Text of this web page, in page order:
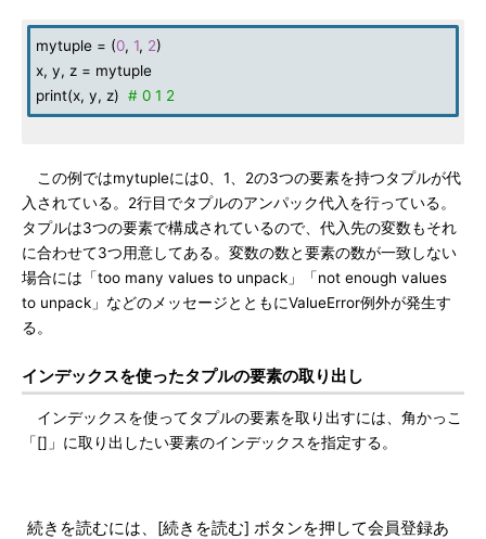
mytuple = (0, 1, 2)
x, y, z = mytuple
print(x, y, z) # 0 1 2
この例ではmytupleには0、1、2の3つの要素を持つタプルが代
入されている。2行目でタプルのアンパック代入を行っている。
タプルは3つの要素で構成されているので、代入先の変数もそれ
に合わせて3つ用意してある。変数の数と要素の数が一致しない
場合には「too many values to unpack」「not enough values
to unpack」などのメッセージとともにValueError例外が発生す
る。
インデックスを使ったタプルの要素の取り出し
インデックスを使ってタプルの要素を取り出すには、角かっこ
「[]」に取り出したい要素のインデックスを指定する。
続きを読むには、[続きを読む] ボタンを押して会員登録あ